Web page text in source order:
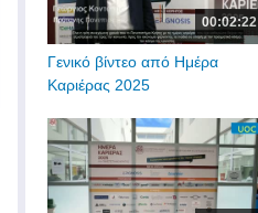
00:02:22
Γενικό βίντεο από Ημέρα
Καριέρας 2025